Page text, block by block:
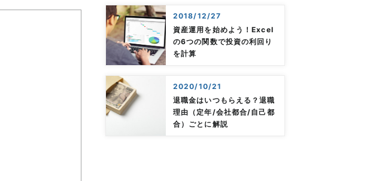
2018/12/27
資産運用を始めよう！Excel
の6つの関数で投資の利回り
を計算
2020/10/21
退職金はいつもらえる？退職
理由（定年/会社都合/自己都
合）ごとに解説